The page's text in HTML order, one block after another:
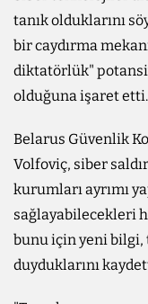
tanık olduklarını
bir caydırma
diktatörlük"
olduğuna işaret etti.
Belarus Güvenlik
Volfoviç, siber
kurumları ayrımı
sağlayabilecekleri
bunu için yeni bilgi,
duyduklarını